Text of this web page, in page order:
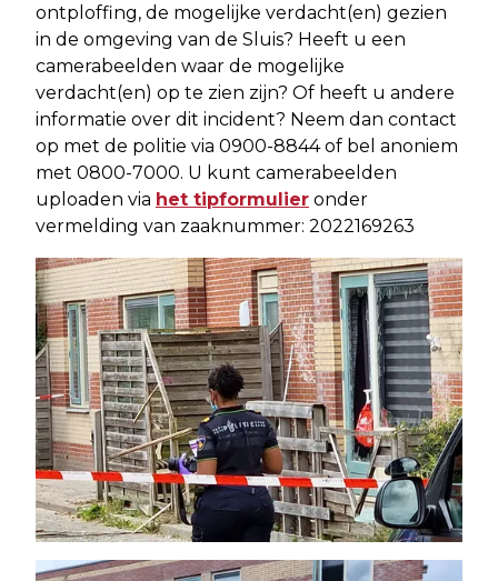
ontploffing, de mogelijke verdacht(en) gezien
in de omgeving van de Sluis? Heeft u een
camerabeelden waar de mogelijke
verdacht(en) op te zien zijn? Of heeft u andere
informatie over dit incident? Neem dan contact
op met de politie via 0900-8844 of bel anoniem
met 0800-7000. U kunt camerabeelden
uploaden via het tipformulier onder
vermelding van zaaknummer: 2022169263